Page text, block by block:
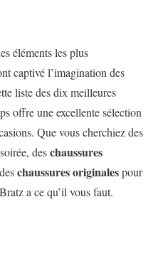
éléments les plus
captivé l’imagination des
liste des dix meilleures
offre une excellente sélection
Que vous cherchiez des
deschaussures
chaussures originalespour
a ce qu’il vous faut.